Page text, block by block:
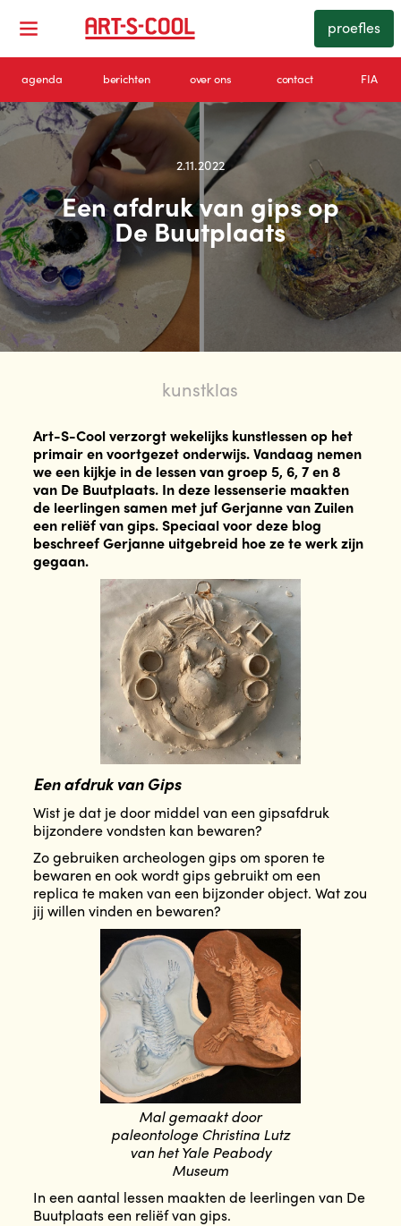
proefles
agenda berichten over ons contact FIA
2.11.2022
Een afdruk van gips op
De Buutplaats
kunstklas
Art-S-Cool verzorgt wekelijks kunstlessen op het
primair en voortgezet onderwijs. Vandaag nemen
we een kijkje in de lessen van groep 5, 6, 7 en 8
van De Buutplaats. In deze lessenserie maakten
de leerlingen samen met juf Gerjanne van Zuilen
een reliëf van gips. Speciaal voor deze blog
beschreef Gerjanne uitgebreid hoe ze te werk zijn
gegaan.
Een afdruk van Gips
Wist je dat je door middel van een gipsafdruk
bijzondere vondsten kan bewaren?
Zo gebruiken archeologen gips om sporen te
bewaren en ook wordt gips gebruikt om een
replica te maken van een bijzonder object. Wat zou
jij willen vinden en bewaren?
Mal gemaakt door
paleontologe Christina Lutz
van het Yale Peabody
Museum
In een aantal lessen maakten de leerlingen van De
Buutplaats een reliëf van gips.